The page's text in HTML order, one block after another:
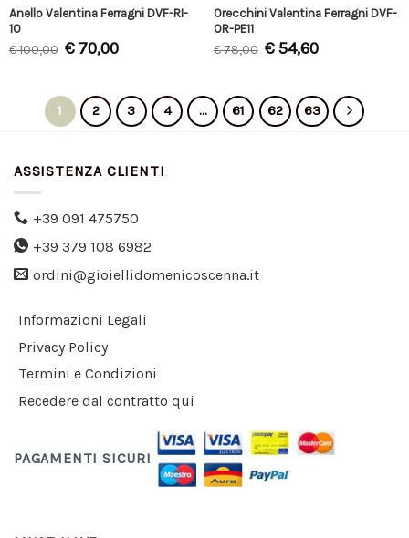
Anello Valentina Ferragni DVF-RI-
10
€100,00 €70,00
Orecchini Valentina Ferragni DVF-
OR-PE11
€78,00 €54,60
1 2 3 4 … 61 62 63
ASSISTENZA CLIENTI
+39 091 475750
+39 379 108 6982
ordini@gioiellidomenicoscenna.it
Informazioni Legali
Privacy Policy
Termini e Condizioni
Recedere dal contratto qui
PAGAMENTI SICURI